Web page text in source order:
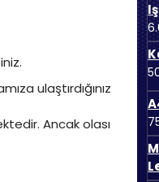
ulaştırdığınız
Ancak olası